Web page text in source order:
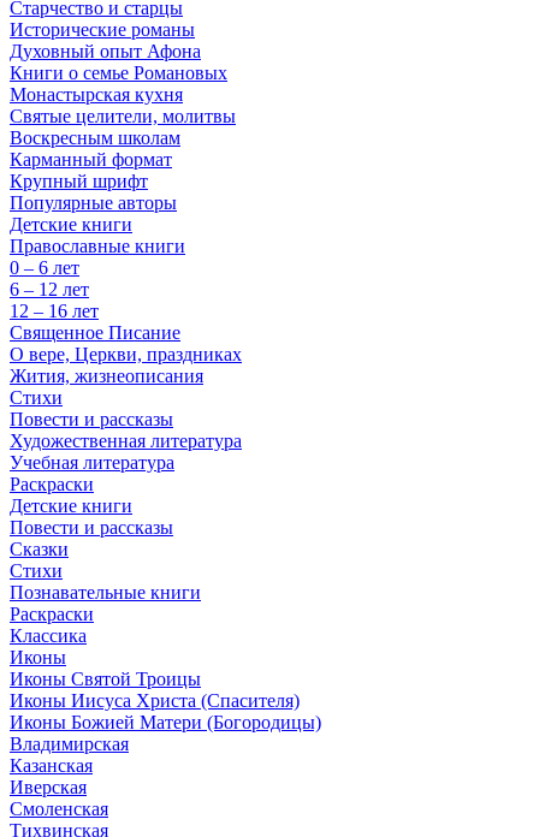
Старчество и старцы
Исторические романы
Духовный опыт Афона
Книги о семье Романовых
Монастырская кухня
Святые целители, молитвы
Воскресным школам
Карманный формат
Крупный шрифт
Популярные авторы
Детские книги
Православные книги
0 – 6 лет
6 – 12 лет
12 – 16 лет
Священное Писание
О вере, Церкви, праздниках
Жития, жизнеописания
Стихи
Повести и рассказы
Художественная литература
Учебная литература
Раскраски
Детские книги
Повести и рассказы
Сказки
Стихи
Познавательные книги
Раскраски
Классика
Иконы
Иконы Святой Троицы
Иконы Иисуса Христа (Спасителя)
Иконы Божией Матери (Богородицы)
Владимирская
Казанская
Иверская
Смоленская
Тихвинская